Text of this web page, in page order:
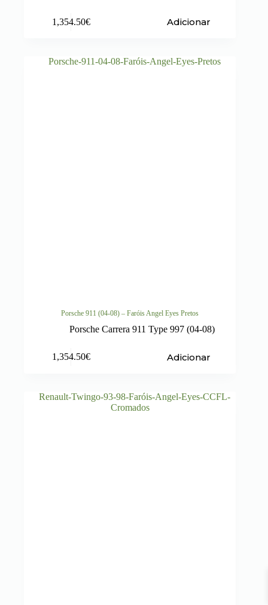
1,354.50€ Adicionar
Porsche 911 (04-08) – Faróis Angel Eyes Pretos
Porsche Carrera 911 Type 997 (04-08)
1,354.50€ Adicionar